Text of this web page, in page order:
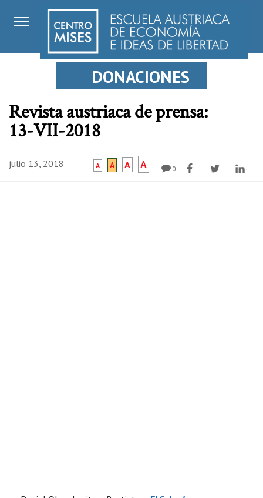
DONACIONES
Revista austriaca de prensa:
13-VII-2018
julio 13, 2018 A A A A 0